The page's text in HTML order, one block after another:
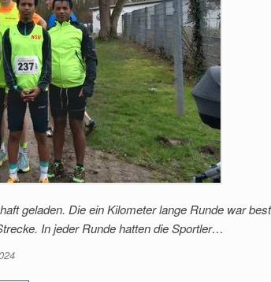
geladen. Die ein Kilometer lange Runde war
In jeder Runde hatten die Sportler…